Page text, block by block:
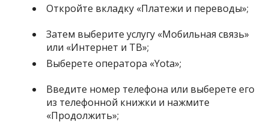
Откройте вкладку «Платежи и переводы»;
Затем выберите услугу «Мобильная связь»
или «Интернет и ТВ»;
Выберете оператора «Yota»;
Введите номер телефона или выберете его
из телефонной книжки и нажмите
«Продолжить»;